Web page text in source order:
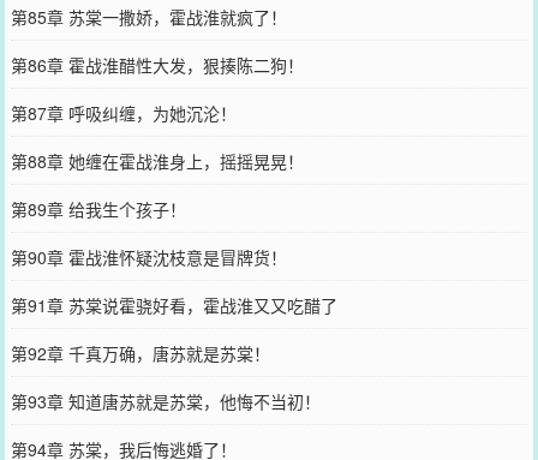
第85章 苏棠一撒娇，霍战淮就疯了！
第86章 霍战淮醋性大发，狠揍陈二狗！
第87章 呼吸纠缠，为她沉沦！
第88章 她缠在霍战淮身上，摇摇晃晃！
第89章 给我生个孩子！
第90章 霍战淮怀疑沈枝意是冒牌货！
第91章 苏棠说霍骁好看，霍战淮又又吃醋了
第92章 千真万确，唐苏就是苏棠！
第93章 知道唐苏就是苏棠，他悔不当初！
第94章 苏棠，我后悔逃婚了！